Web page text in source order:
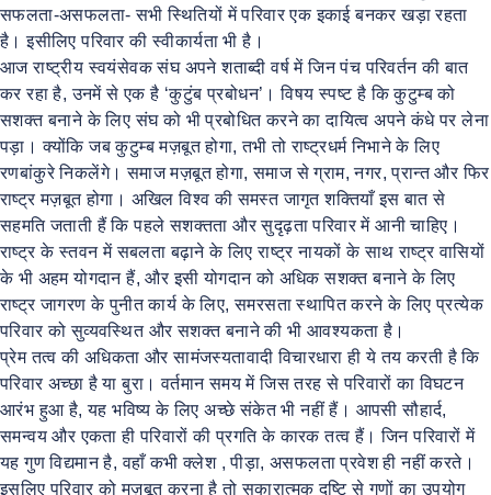
सफलता-असफलता- सभी स्थितियों में परिवार एक इकाई बनकर खड़ा रहता
है। इसीलिए परिवार की स्वीकार्यता भी है।
आज राष्ट्रीय स्वयंसेवक संघ अपने शताब्दी वर्ष में जिन पंच परिवर्तन की बात
कर रहा है, उनमें से एक है ‘कुटुंब प्रबोधन’। विषय स्पष्ट है कि कुटुम्ब को
सशक्त बनाने के लिए संघ को भी प्रबोधित करने का दायित्व अपने कंधे पर लेना
पड़ा। क्योंकि जब कुटुम्ब मज़बूत होगा, तभी तो राष्ट्रधर्म निभाने के लिए
रणबांकुरे निकलेंगे। समाज मज़बूत होगा, समाज से ग्राम, नगर, प्रान्त और फिर
राष्ट्र मज़बूत होगा। अखिल विश्व की समस्त जागृत शक्तियाँ इस बात से
सहमति जताती हैं कि पहले सशक्तता और सुदृढ़ता परिवार में आनी चाहिए।
राष्ट्र के स्तवन में सबलता बढ़ाने के लिए राष्ट्र नायकों के साथ राष्ट्र वासियों
के भी अहम योगदान हैं, और इसी योगदान को अधिक सशक्त बनाने के लिए
राष्ट्र जागरण के पुनीत कार्य के लिए, समरसता स्थापित करने के लिए प्रत्येक
परिवार को सुव्यवस्थित और सशक्त बनाने की भी आवश्यकता है।
प्रेम तत्व की अधिकता और सामंजस्यतावादी विचारधारा ही ये तय करती है कि
परिवार अच्छा है या बुरा। वर्तमान समय में जिस तरह से परिवारों का विघटन
आरंभ हुआ है, यह भविष्य के लिए अच्छे संकेत भी नहीं हैं। आपसी सौहार्द,
समन्वय और एकता ही परिवारों की प्रगति के कारक तत्व हैं। जिन परिवारों में
यह गुण विद्यमान है, वहाँ कभी क्लेश , पीड़ा, असफलता प्रवेश ही नहीं करते।
इसलिए परिवार को मज़बूत करना है तो सकारात्मक दृष्टि से गुणों का उपयोग